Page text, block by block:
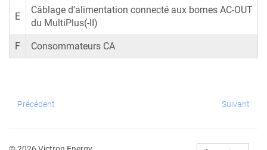
E
Câblage d’alimentation connecté aux bornes AC-OUT
du MultiPlus(-II)
F Consommateurs CA
Précédent Suivant